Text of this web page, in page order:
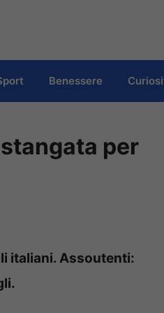
Benessere
per
italiani. Assoutenti: